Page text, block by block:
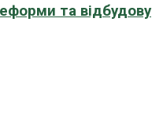
та відбудову